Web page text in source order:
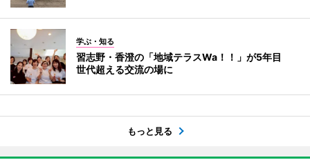
学ぶ・知る
習志野・香澄の「地域テラスWa！！」が5年目
世代超える交流の場に
もっと見る